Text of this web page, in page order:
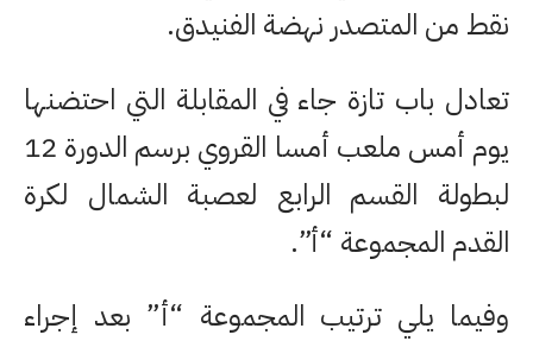
نقط من المتصدر نهضة الفنيدق.
تعادل باب تازة جاء في المقابلة التي احتضنها
يوم أمس ملعب أمسا القروي برسم الدورة 12
لبطولة القسم الرابع لعصبة الشمال لكرة
القدم المجموعة “أ”.
وفيما يلي ترتيب المجموعة “أ” بعد إجراء